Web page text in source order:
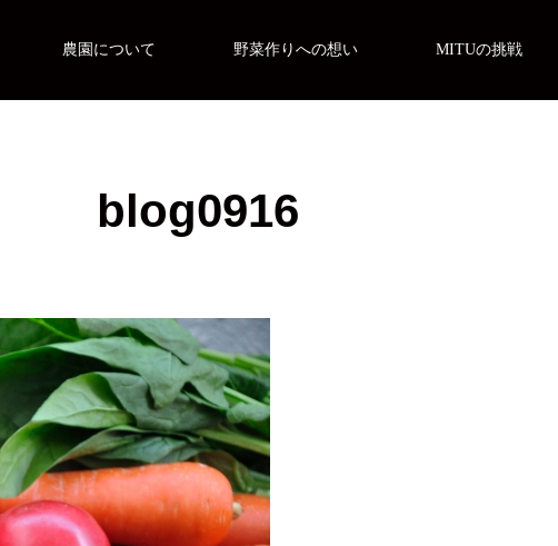
農園について 野菜作りへの想い MITUの挑戦
blog0916